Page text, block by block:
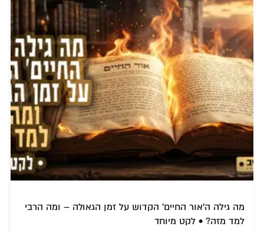
מה גילה ה'אור החיים' הקדוש על זמן הגאולה – ומה הרבי
למד מזה? • לקט מיוחד